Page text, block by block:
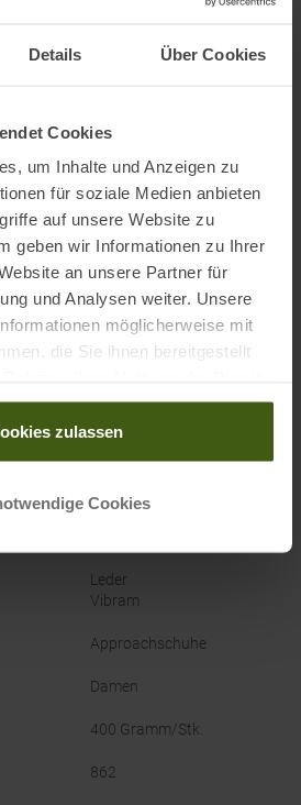
Details Über Cookies
Cookies
um Inhalte und Anzeigen zu
für soziale Medien anbieten
auf unsere Website zu
geben wir Informationen zu Ihrer
an unsere Partner für
und Analysen weiter. Unsere
möglicherweise mit
die Sie ihnen bereitgestellt
zulassen
Cookies
GPSR
Via Ischia 2, 38030 Ziano di
Leder
Vibram
Approachschuhe
Damen
400 Gramm/Stk.
862